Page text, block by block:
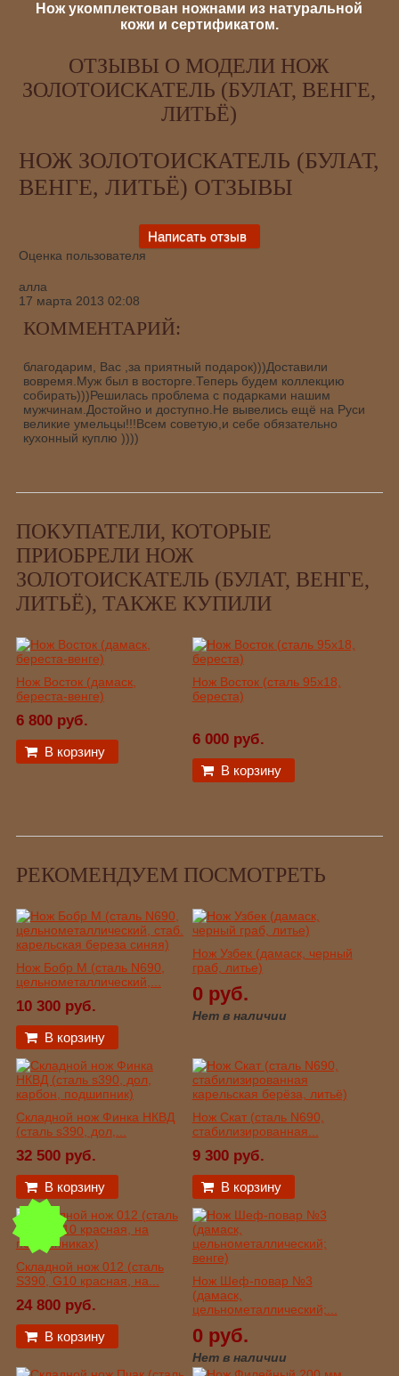
Нож укомплектован ножнами из натуральной
кожи и сертификатом.
ОТЗЫВЫ О МОДЕЛИ НОЖ
ЗОЛОТОИСКАТЕЛЬ (БУЛАТ, ВЕНГЕ,
ЛИТЬЁ)
НОЖ ЗОЛОТОИСКАТЕЛЬ (БУЛАТ,
ВЕНГЕ, ЛИТЬЁ) ОТЗЫВЫ
Оценка пользователя
алла
17 марта 2013 02:08
КОММЕНТАРИЙ:
благодарим, Вас ,за приятный подарок)))Доставили
вовремя.Муж был в восторге.Теперь будем коллекцию
собирать)))Решилась проблема с подарками нашим
мужчинам.Достойно и доступно.Не вывелись ещё на Руси
великие умельцы!!!Всем советую,и себе обязательно
кухонный куплю ))))
ПОКУПАТЕЛИ, КОТОРЫЕ
ПРИОБРЕЛИ НОЖ
ЗОЛОТОИСКАТЕЛЬ (БУЛАТ, ВЕНГЕ,
ЛИТЬЁ), ТАКЖЕ КУПИЛИ
Нож Восток (дамаск,
береста-венге)
6 800 руб.
В корзину
Нож Восток (сталь 95х18,
береста)
6 000 руб.
В корзину
РЕКОМЕНДУЕМ ПОСМОТРЕТЬ
Нож Бобр М (сталь N690,
цельнометаллический,...
10 300 руб.
В корзину
Нож Узбек (дамаск, черный
граб, литье)
0 руб.
Нет в наличии
Складной нож Финка НКВД
(сталь s390, дол,...
32 500 руб.
В корзину
Нож Скат (сталь N690,
стабилизированная...
9 300 руб.
В корзину
Складной нож 012 (сталь
S390, G10 красная, на...
24 800 руб.
В корзину
Нож Шеф-повар №3
(дамаск,
цельнометаллический;...
0 руб.
Нет в наличии